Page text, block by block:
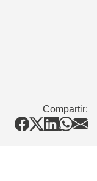
Compartir: